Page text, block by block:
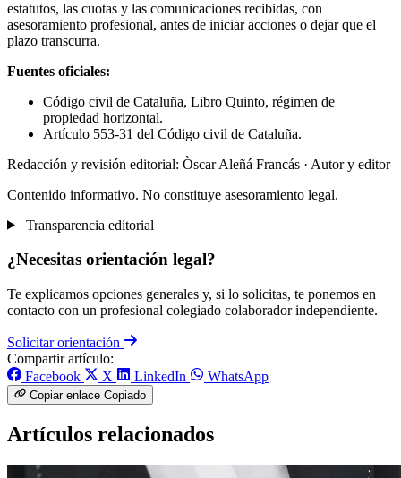
estatutos, las cuotas y las comunicaciones recibidas, con
asesoramiento profesional, antes de iniciar acciones o dejar que el
plazo transcurra.
Fuentes oficiales:
Código civil de Cataluña, Libro Quinto, régimen de
propiedad horizontal.
Artículo 553-31 del Código civil de Cataluña.
Redacción y revisión editorial: Òscar Aleñá Francás · Autor y editor
Contenido informativo. No constituye asesoramiento legal.
Transparencia editorial
¿Necesitas orientación legal?
Te explicamos opciones generales y, si lo solicitas, te ponemos en
contacto con un profesional colegiado colaborador independiente.
Solicitar orientación
Compartir artículo:
Facebook
X LinkedIn WhatsApp
Copiar enlace Copiado
Artículos relacionados